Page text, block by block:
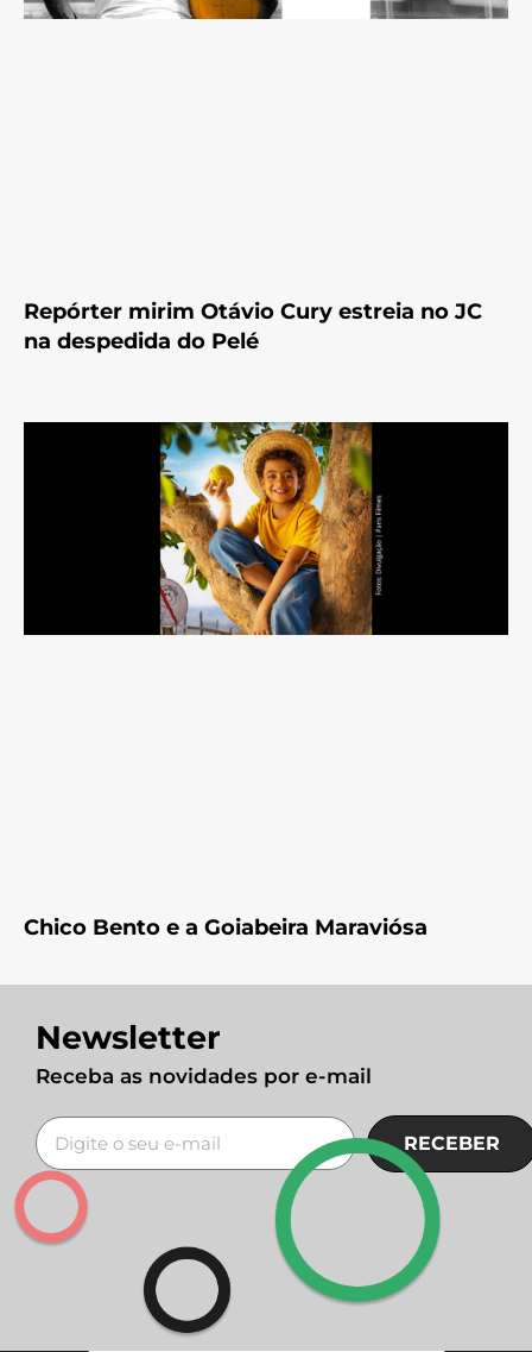
Repórter mirim Otávio Cury estreia no JC
na despedida do Pelé
Chico Bento e a Goiabeira Maraviósa
Newsletter
Receba as novidades por e-mail
RECEBER